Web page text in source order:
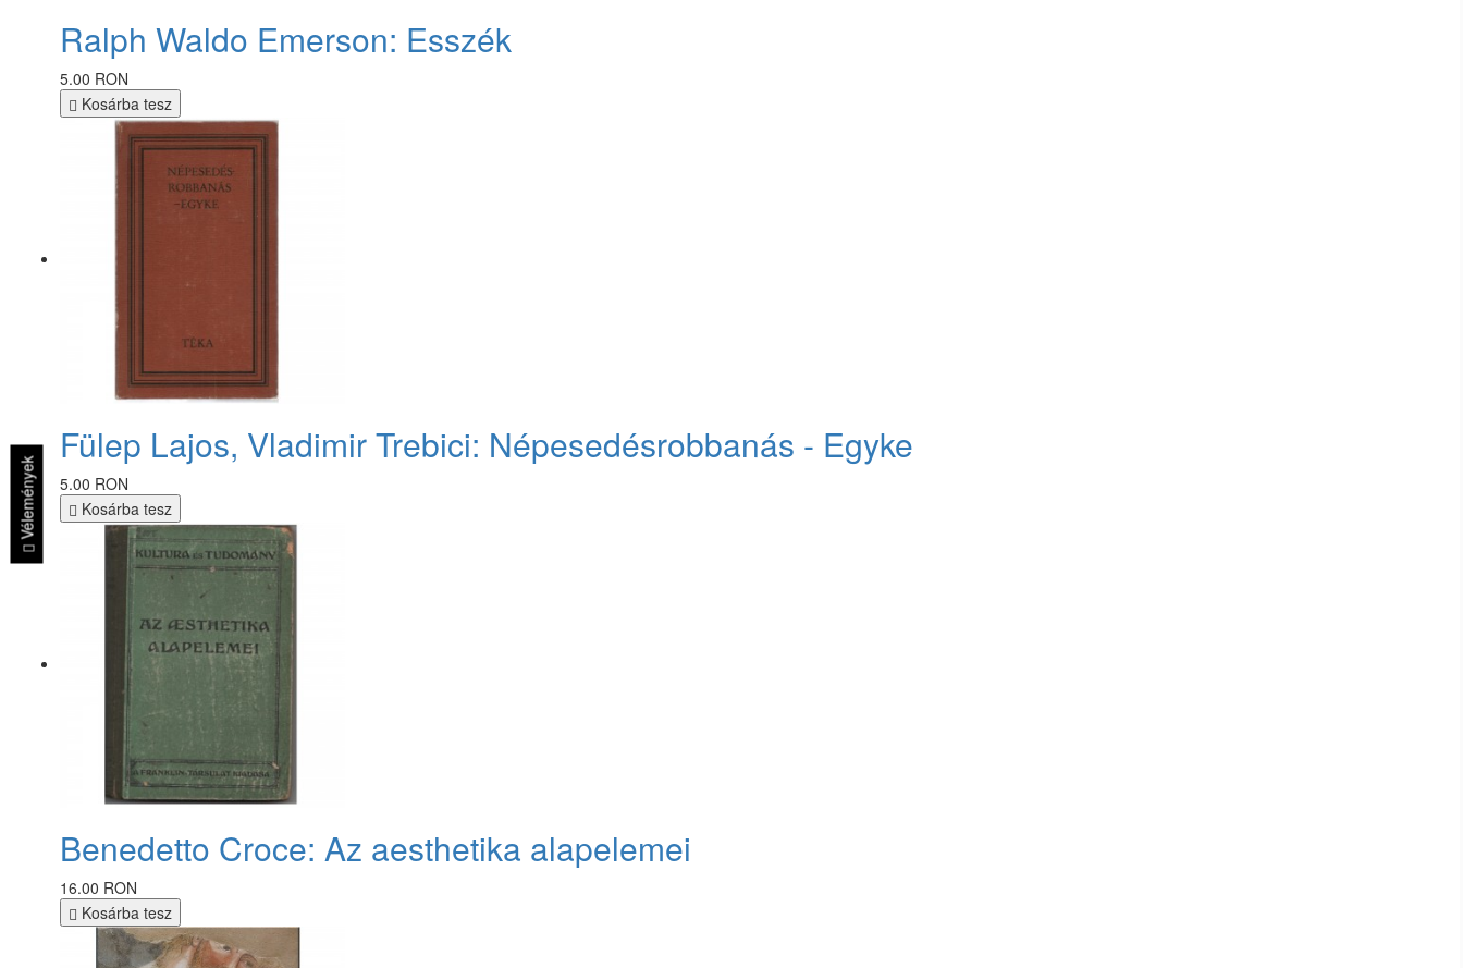
Ralph Waldo Emerson: Esszék
5.00 RON
Kosárba tesz
Fülep Lajos, Vladimir Trebici: Népesedésrobbanás - Egyke
5.00 RON
Kosárba tesz
Benedetto Croce: Az aesthetika alapelemei
16.00 RON
Kosárba tesz
Vélemények